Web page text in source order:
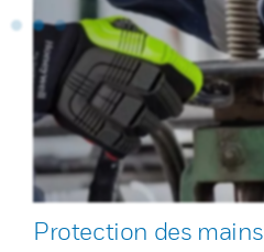
Protection des mains